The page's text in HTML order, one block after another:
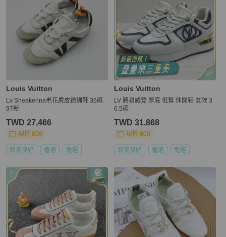
Louis Vuitton
Lv Sneakerina老花麂皮德訓鞋 36碼
97新
TWD 27,466
現折 800
狀況良好 香港 免運
Louis Vuitton
LV 路易威登 厚底 低幫 休閒鞋 女款 3
6.5碼
TWD 31,868
現折 800
狀況良好 香港 免運